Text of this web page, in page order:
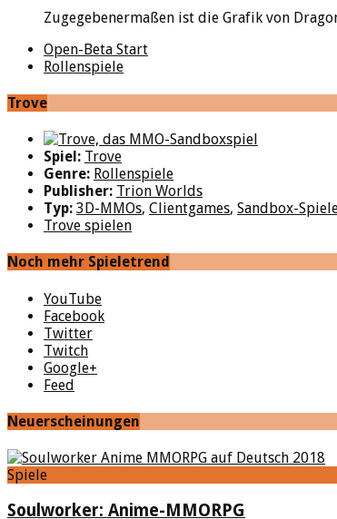
Zugegebenermaßen ist die Grafik von
Open-Beta Start
Rollenspiele
Trove
Spiel: Trove
Genre: Rollenspiele
Publisher: Trion Worlds
Typ: 3D-MMOs, Clientgames, Sandbox-
Trove spielen
Noch mehr Spieletrend
YouTube
Facebook
Twitter
Twitch
Google+
Feed
Neuerscheinungen
Spiele
Soulworker: Anime-MMORPG